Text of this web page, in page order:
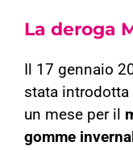
La deroga
Il 17 gennaio
stata introdotta
un mese per il
gomme